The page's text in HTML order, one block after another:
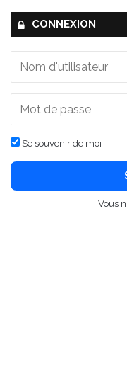
CONNEXION
Se souvenir de moi
Vous